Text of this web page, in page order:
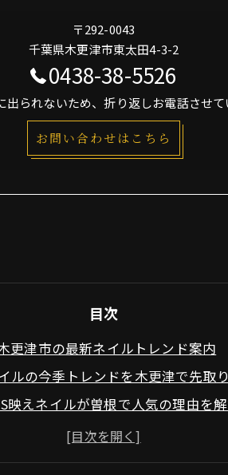
〒292-0043
千葉県木更津市東太田4-3-2
0438-38-5526
られないため、折り返しお電話させて
お問い合わせはこちら
目次
更津市の最新ネイルトレンド案内
ルの今季トレンドを木更津で先取
映えネイルが曽根で人気の理由を
イルサロン選びで押さえるべき最新傾
津で話題の韓国風ネイルデザイン